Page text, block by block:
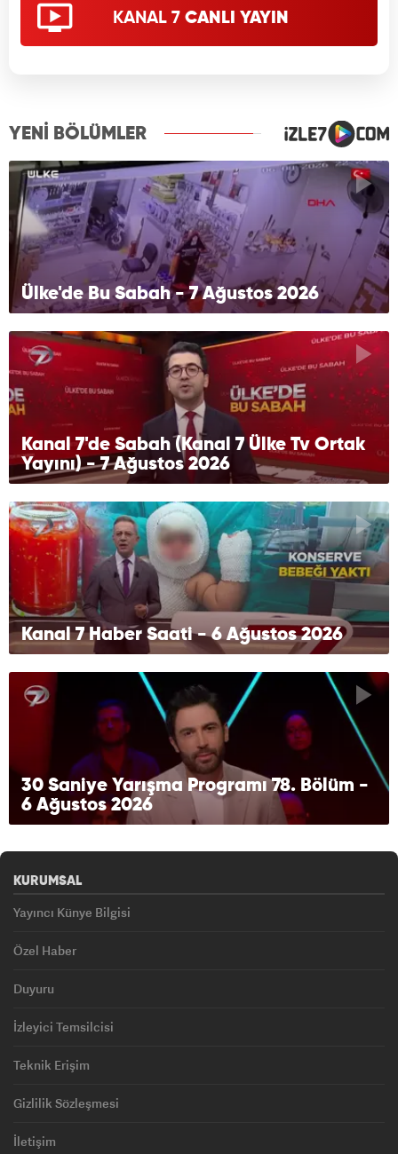
KANAL 7 CANLI YAYIN
YENİ BÖLÜMLER
Ülke'de Bu Sabah - 7 Ağustos 2026
Kanal 7'de Sabah (Kanal 7 Ülke Tv Ortak
Yayını) - 7 Ağustos 2026
Kanal 7 Haber Saati - 6 Ağustos 2026
30 Saniye Yarışma Programı 78. Bölüm -
6 Ağustos 2026
KURUMSAL
Yayıncı Künye Bilgisi
Özel Haber
Duyuru
İzleyici Temsilcisi
Teknik Erişim
Gizlilik Sözleşmesi
İletişim